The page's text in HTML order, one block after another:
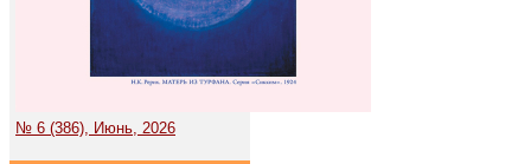
№ 6 (386), Июнь, 2026